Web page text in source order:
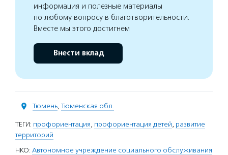
информация и полезные материалы
по любому вопросу в благотворительности.
Вместе мы этого достигнем
Внести вклад
Тюмень, Тюменская обл.
ТЕГИ: профориентация, профориентация детей, развитие
территорий
НКО: Автономное учреждение социального обслуживания